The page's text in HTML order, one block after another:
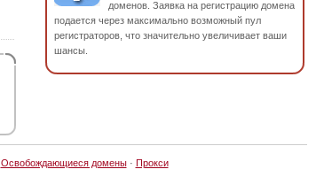
доменов. Заявка на регистрацию домена
подается через максимально возможный пул
регистраторов, что значительно увеличивает ваши
шансы.
Освобождающиеся домены· Прокси